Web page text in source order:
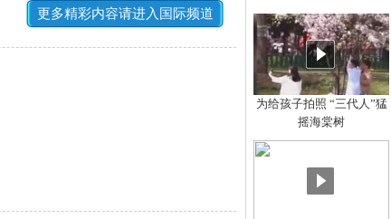
更多精彩内容请进入国际频道
为给孩子拍照 “三代人”猛
摇海棠树